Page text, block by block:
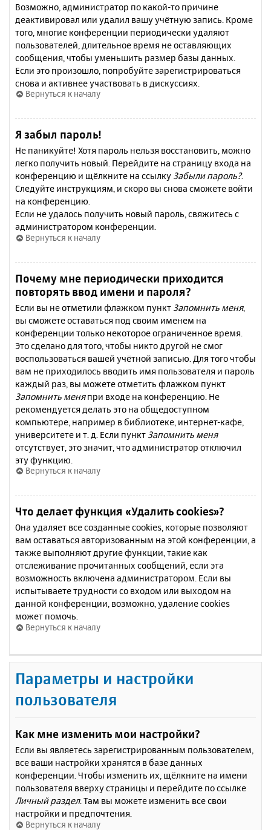
Возможно, администратор по какой-то причине
деактивировал или удалил вашу учётную запись. Кроме
того, многие конференции периодически удаляют
пользователей, длительное время не оставляющих
сообщения, чтобы уменьшить размер базы данных.
Если это произошло, попробуйте зарегистрироваться
снова и активнее участвовать в дискуссиях.
Вернуться к началу
Я забыл пароль!
Не паникуйте! Хотя пароль нельзя восстановить, можно
легко получить новый. Перейдите на страницу входа на
конференцию и щёлкните на ссылку Забыли пароль?.
Следуйте инструкциям, и скоро вы снова сможете войти
на конференцию.
Если не удалось получить новый пароль, свяжитесь с
администратором конференции.
Вернуться к началу
Почему мне периодически приходится
повторять ввод имени и пароля?
Если вы не отметили флажком пункт Запомнить меня,
вы сможете оставаться под своим именем на
конференции только некоторое ограниченное время.
Это сделано для того, чтобы никто другой не смог
воспользоваться вашей учётной записью. Для того чтобы
вам не приходилось вводить имя пользователя и пароль
каждый раз, вы можете отметить флажком пункт
Запомнить меняпри входе на конференцию. Не
рекомендуется делать это на общедоступном
компьютере, например в библиотеке, интернет-кафе,
университете и т. д. Если пункт Запомнить меня
отсутствует, это значит, что администратор отключил
эту функцию.
Вернуться к началу
Что делает функция «Удалить cookies»?
Она удаляет все созданные cookies, которые позволяют
вам оставаться авторизованным на этой конференции, а
также выполняют другие функции, такие как
отслеживание прочитанных сообщений, если эта
возможность включена администратором. Если вы
испытываете трудности со входом или выходом на
данной конференции, возможно, удаление cookies
может помочь.
Вернуться к началу
Параметры и настройки
пользователя
Как мне изменить мои настройки?
Если вы являетесь зарегистрированным пользователем,
все ваши настройки хранятся в базе данных
конференции. Чтобы изменить их, щёлкните на имени
пользователя вверху страницы и перейдите по ссылке
Личный раздел. Там вы можете изменить все свои
настройки и предпочтения.
Вернуться к началу